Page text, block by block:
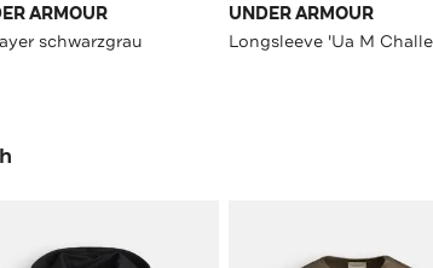
ARMOUR
schwarzgrau
UNDER ARMOUR